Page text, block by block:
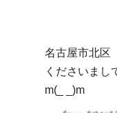
名古屋市北区
くださいまし
m(_ _)m